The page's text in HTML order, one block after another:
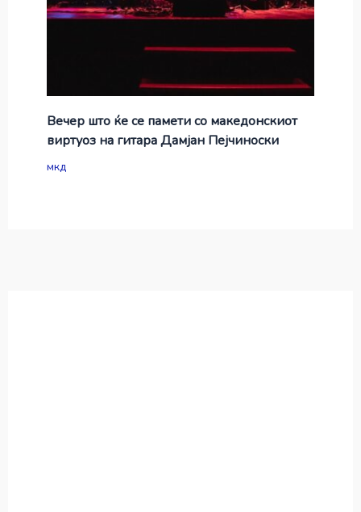
Вечер што ќе се памети со македонскиот
виртуоз на гитара Дамјан Пејчиноски
мкд